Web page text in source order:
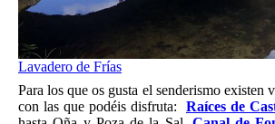
Lavadero de Frías
Para los que os gusta el senderismo existen
con las que podéis disfruta: Raíces de